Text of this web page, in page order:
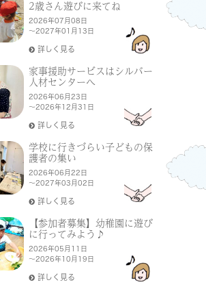
2歳さん遊びに来てね
2026年07月08日
～2027年01月13日
詳しく見る
家事援助サービスはシルバー
人材センターへ
2026年06月23日
～2026年12月31日
詳しく見る
学校に行きづらい子どもの保
護者の集い
2026年06月22日
～2027年03月02日
詳しく見る
【参加者募集】幼稚園に遊び
に行ってみよう♪
2026年05月11日
～2026年10月19日
詳しく見る